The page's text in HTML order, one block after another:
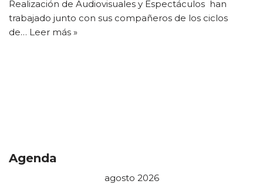
Realización de Audiovisuales y Espectáculos han
trabajado junto con sus compañeros de los ciclos
de… Leer más »
Agenda
agosto 2026